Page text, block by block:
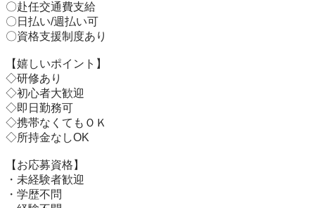
〇赴任交通費支給
〇日払い/週払い可
〇資格支援制度あり
【嬉しいポイント】
◇研修あり
◇初心者大歓迎
◇即日勤務可
◇携帯なくてもＯＫ
◇所持金なしOK
【お応募資格】
・未経験者歓迎
・学歴不問